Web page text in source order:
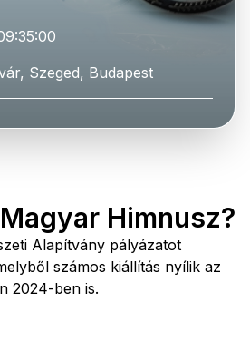
Szeged, Budapest
Himnusz?
Alapítvány pályázatot
számos kiállítás nyílik az
2024-ben is.